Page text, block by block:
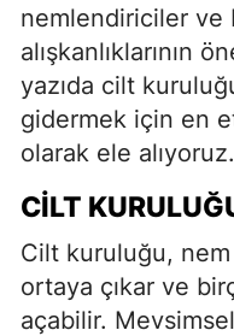
nemlendiriciler ve
alışkanlıklarının
yazıda cilt
gidermek için en
olarak ele alıyoruz.
CILT
Cilt kuruluğu,
ortaya çıkar ve
açabilir.